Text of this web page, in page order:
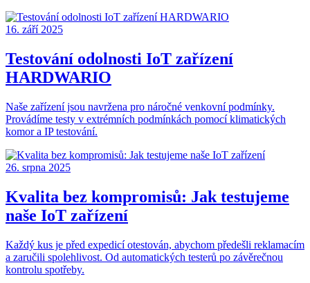
16. září 2025
Testování odolnosti IoT zařízení
HARDWARIO
Naše zařízení jsou navržena pro náročné venkovní podmínky.
Provádíme testy v extrémních podmínkách pomocí klimatických
komor a IP testování.
26. srpna 2025
Kvalita bez kompromisů: Jak testujeme
naše IoT zařízení
Každý kus je před expedicí otestován, abychom předešli reklamacím
a zaručili spolehlivost. Od automatických testerů po závěrečnou
kontrolu spotřeby.